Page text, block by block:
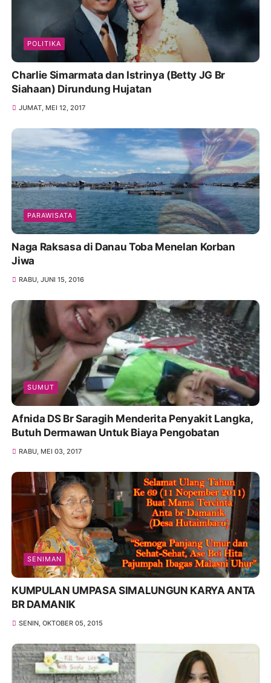
POLITIKA
Charlie Simarmata dan Istrinya (Betty JG Br
Siahaan) Dirundung Hujatan
JUMAT, MEI 12, 2017
PARAWISATA
Naga Raksasa di Danau Toba Menelan Korban
Jiwa
RABU, JUNI 15, 2016
SUMUT
Afnida DS Br Saragih Menderita Penyakit Langka,
Butuh Dermawan Untuk Biaya Pengobatan
RABU, MEI 03, 2017
SENIMAN
KUMPULAN UMPASA SIMALUNGUN KARYA ANTA
BR DAMANIK
SENIN, OKTOBER 05, 2015